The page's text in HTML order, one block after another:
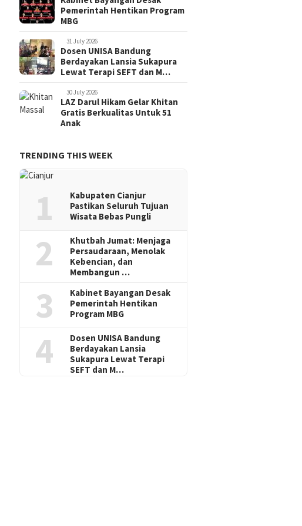
Pemerintah Hentikan Program
MBG
31 July 2026
Dosen UNISA Bandung
Berdayakan Lansia Sukapura
Lewat Terapi SEFT dan M…
30 July 2026
LAZ Darul Hikam Gelar Khitan
Gratis Berkualitas Untuk 51
Anak
TRENDING THIS WEEK
1
Kabupaten Cianjur
Pastikan Seluruh Tujuan
Wisata Bebas Pungli
2
Khutbah Jumat: Menjaga
Persaudaraan, Menolak
Kebencian, dan
Membangun …
3
Kabinet Bayangan Desak
Pemerintah Hentikan
Program MBG
4
Dosen UNISA Bandung
Berdayakan Lansia
Sukapura Lewat Terapi
SEFT dan M…